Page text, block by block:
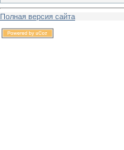
Полная версия сайта